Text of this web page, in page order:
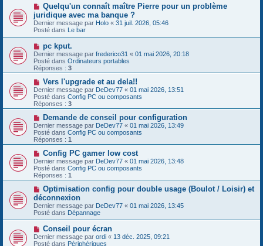
N
u
v
e
a
u
m
e
s
s
a
g
e
Quelqu'un connaît maître Pierre pour un problème
juridique avec ma banque ?
Dernier message par Holo « 31 juil. 2026, 05:46
Posté dans Le bar
N
o
u
v
e
a
m
e
s
s
a
g
e
pc kput.
Dernier message par frederico31 « 01 mai 2026, 20:18
Posté dans Ordinateurs portables
Réponses : 3
N
o
u
v
e
a
u
m
e
s
s
a
g
e
Vers l'upgrade et au dela!!
Dernier message par DeDev77 « 01 mai 2026, 13:51
Posté dans Config PC ou composants
Réponses : 3
N
o
u
v
e
a
m
e
s
s
a
g
e
Demande de conseil pour configuration
Dernier message par DeDev77 « 01 mai 2026, 13:49
Posté dans Config PC ou composants
Réponses : 1
N
o
u
v
e
a
u
m
e
s
s
a
g
e
Config PC gamer low cost
Dernier message par DeDev77 « 01 mai 2026, 13:48
Posté dans Config PC ou composants
Réponses : 1
N
o
u
v
e
a
u
m
e
Optimisation config pour double usage (Boulot / Loisir) et
déconnexion
Dernier message par DeDev77 « 01 mai 2026, 13:45
Posté dans Dépannage
N
o
u
Conseil pour écran
Dernier message par ordi « 13 déc. 2025, 09:21
Posté dans Périphériques